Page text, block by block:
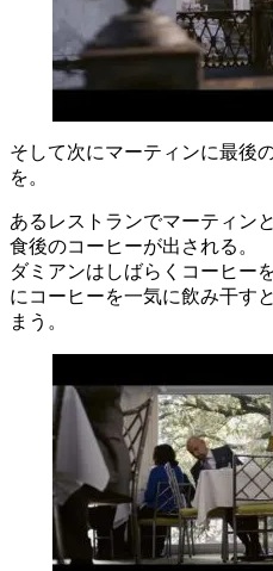
そして次にマーティンに最後
を。
あるレストランでマーティン
食後のコーヒーが出される。
ダミアンはしばらくコーヒー
にコーヒーを一気に飲み干す
まう。